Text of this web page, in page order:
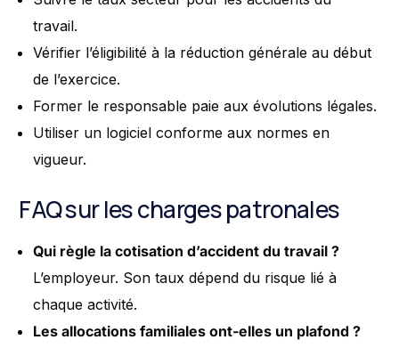
travail.
Vérifier l’éligibilité à la réduction générale au début
de l’exercice.
Former le responsable paie aux évolutions légales.
Utiliser un logiciel conforme aux normes en
vigueur.
FAQ sur les charges patronales
Qui règle la cotisation d’accident du travail ?
L’employeur. Son taux dépend du risque lié à
chaque activité.
Les allocations familiales ont-elles un plafond ?